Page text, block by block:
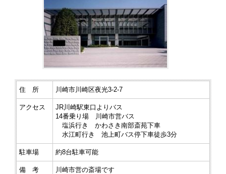
住 所 川崎市川崎区夜光3-2-7
アクセス
JR川崎駅東口よりバス
14番乗り場 川崎市営バス
塩浜行き かわさき南部斎苑下車
水江町行き 池上町バス停下車徒歩3分
駐車場 約8台駐車可能
備 考
川崎市営の斎場です